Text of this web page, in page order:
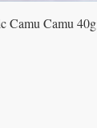
त्वरित दृश्य
Camu Camu 40g